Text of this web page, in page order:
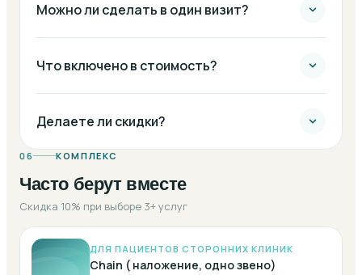
Можно ли сделать в один визит?
Что включено в стоимость?
Делаете ли скидки?
06 КОМПЛЕКС
Часто берут вместе
Скидка 10% при выборе 3+ услуг
ДЛЯ ПАЦИЕНТОВ СТОРОННИХ КЛИНИК
Chain ( наложение, одно звено)